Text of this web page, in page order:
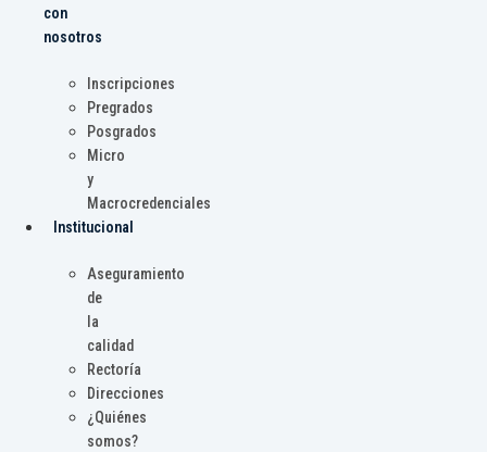
con
nosotros
Inscripciones
Pregrados
Posgrados
Micro
y
Macrocredenciales
Institucional
Aseguramiento
de
la
calidad
Rectoría
Direcciones
¿Quiénes
somos?